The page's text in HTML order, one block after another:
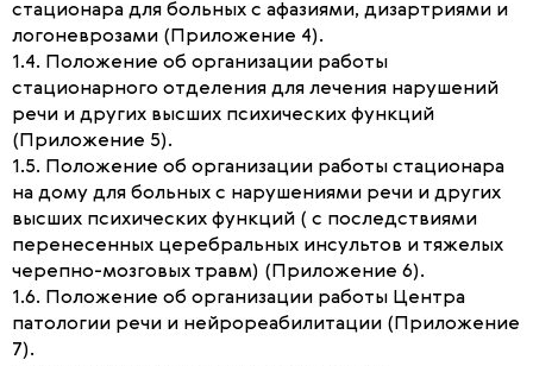
стационара для больных с афазиями, дизартриями и
логоневрозами (Приложение 4).
1.4. Положение об организации работы
стационарного отделения для лечения нарушений
речи и других высших психических функций
(Приложение 5).
1.5. Положение об организации работы стационара
на дому для больных с нарушениями речи и других
высших психических функций ( с последствиями
перенесенных церебральных инсультов и тяжелых
черепно-мозговых травм) (Приложение 6).
1.6. Положение об организации работы Центра
патологии речи и нейрореабилитации (Приложение
7).